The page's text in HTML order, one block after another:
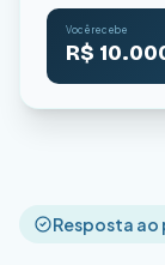
Você recebe
R$
Resposta ao